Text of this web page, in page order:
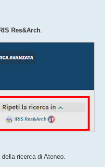
IRIS Res&Arch.
ricerca di Ateneo.